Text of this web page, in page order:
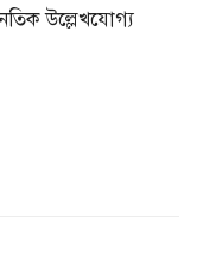
উল্লেখযোগ্য